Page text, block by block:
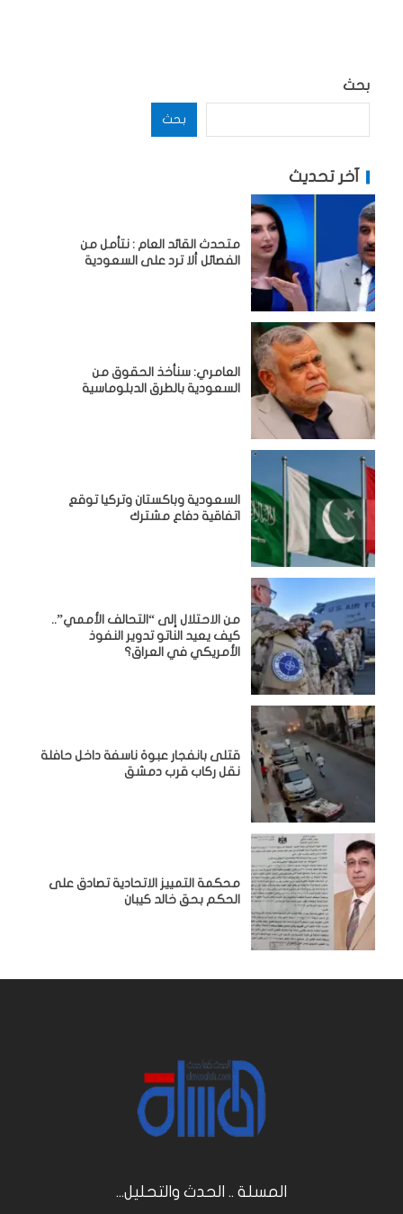
بحث
بحث
آخر تحديث
متحدث القائد العام : نتأمل من
الفصائل ألا ترد على السعودية
العامري: سنأخذ الحقوق من
السعودية بالطرق الدبلوماسية
السعودية وباكستان وتركيا توقع
اتفاقية دفاع مشترك
من الاحتلال إلى “التحالف الأممي”..
كيف يعيد الناتو تدوير النفوذ
الأمريكي في العراق؟
قتلى بانفجار عبوة ناسفة داخل حافلة
نقل ركاب قرب دمشق
محكمة التمييز الاتحادية تصادق على
الحكم بحق خالد كيبان
المسلة .. الحدث والتحليل...